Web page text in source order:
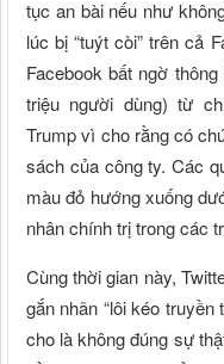
tục an bài nếu như
lúc bị “tuýt còi” trên cả
Facebook bất ngờ
triệu người dùng) từ
Trump vì cho rằng có
sách của công ty. Các
màu đỏ hướng xuống
nhân chính trị trong các
Cùng thời gian này,
gắn nhãn “lôi kéo
cho là không đúng sự